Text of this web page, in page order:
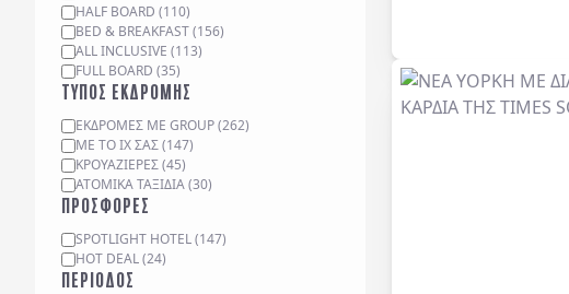
FULL BOARD (35)
ALL INCLUSIVE (113)
BED & BREAKFAST(156)
HALF BOARD (110)
ΤΥΠΟΣ ΕΚΔΡΟΜΗΣ
ΑΤΟΜΙΚΆ ΤΑΞΊΔΙΑ(30)
ΚΡΟΥΑΖΙΈΡΕΣ(45)
ΜΕ ΤΟ ΙΧ ΣΑΣ(147)
ΕΚΔΡΟΜΈΣ ΜΕ GROUP(262)
ΠΡΟΣΦΟΡΕΣ
HOT DEAL(24)
SPOTLIGHT HOTEL(147)
ΠΕΡΙΟΔΟΣ